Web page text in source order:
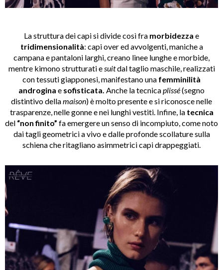
La struttura dei capi si divide così fra morbidezza e
tridimensionalità: capi over ed avvolgenti, maniche a
campana e pantaloni larghi, creano linee lunghe e morbide,
mentre kimono strutturati e suitdal taglio maschile, realizzati
con tessuti giapponesi, manifestano una femminilità
androgina e sofisticata. Anche la tecnicaplissé(segno
distintivo dellamaison) è molto presente e si riconosce nelle
trasparenze, nelle gonne e nei lunghi vestiti. Infine, la tecnica
del “non finito” fa emergere un senso di incompiuto, come noto
dai tagli geometrici a vivo e dalle profonde scollature sulla
schiena che ritagliano asimmetrici capi drappeggiati.